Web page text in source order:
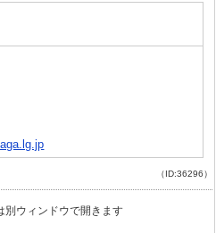
（ID:36296）
別ウィンドウで開きます